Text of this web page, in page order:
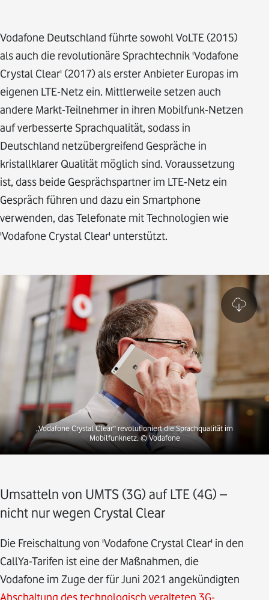
Vodafone Deutschland führte sowohl VoLTE (2015)
als auch die revolutionäre Sprachtechnik 'Vodafone
Crystal Clear' (2017) als erster Anbieter Europas im
eigenen LTE-Netz ein. Mittlerweile setzen auch
andere Markt-Teilnehmer in ihren Mobilfunk-Netzen
auf verbesserte Sprachqualität, sodass in
Deutschland netzübergreifend Gespräche in
kristallklarer Qualität möglich sind. Voraussetzung
ist, dass beide Gesprächspartner im LTE-Netz ein
Gespräch führen und dazu ein Smartphone
verwenden, das Telefonate mit Technologien wie
'Vodafone Crystal Clear' unterstützt.
„Vodafone Crystal Clear“ revolutioniert die Sprachqualität im
Mobilfunknetz. © Vodafone
Umsatteln von UMTS (3G) auf LTE (4G) –
nicht nur wegen Crystal Clear
Die Freischaltung von 'Vodafone Crystal Clear' in den
CallYa-Tarifen ist eine der Maßnahmen, die
Vodafone im Zuge der für Juni 2021 angekündigten
Abschaltung des technologisch veralteten 3G-